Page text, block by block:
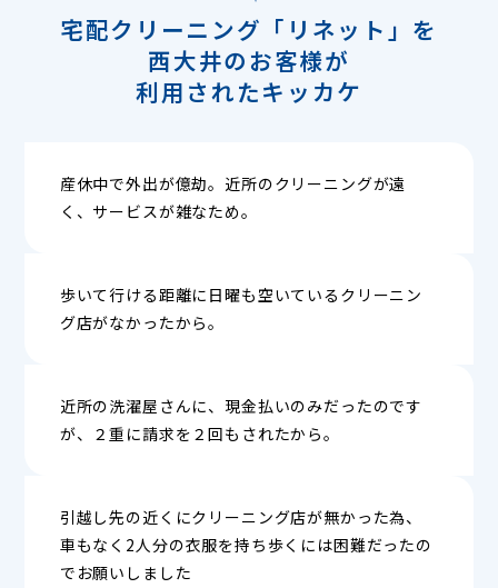
宅配クリーニング「リネット」を
西大井のお客様が
利用されたキッカケ
産休中で外出が億劫。近所のクリーニングが遠
く、サービスが雑なため。
歩いて行ける距離に日曜も空いているクリーニン
グ店がなかったから。
近所の洗濯屋さんに、現金払いのみだったのです
が、２重に請求を２回もされたから。
引越し先の近くにクリーニング店が無かった為、
車もなく2人分の衣服を持ち歩くには困難だったの
でお願いしました